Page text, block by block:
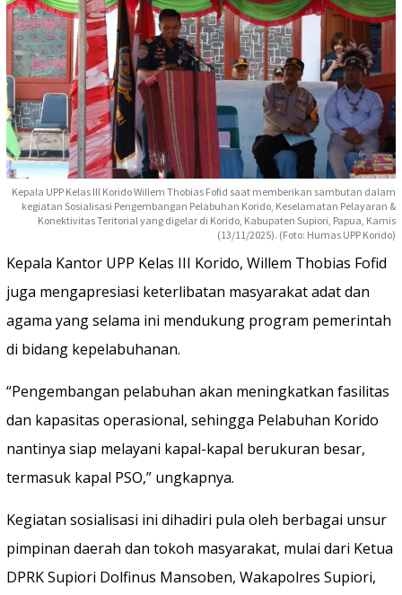
Kepala UPP Kelas III Korido Willem Thobias Fofid saat memberikan sambutan dalam
kegiatan Sosialisasi Pengembangan Pelabuhan Korido, Keselamatan Pelayaran &
Konektivitas Teritorial yang digelar di Korido, Kabupaten Supiori, Papua, Kamis
(13/11/2025). (Foto: Humas UPP Korido)
Kepala Kantor UPP Kelas III Korido, Willem Thobias Fofid
juga mengapresiasi keterlibatan masyarakat adat dan
agama yang selama ini mendukung program pemerintah
di bidang kepelabuhanan.
“Pengembangan pelabuhan akan meningkatkan fasilitas
dan kapasitas operasional, sehingga Pelabuhan Korido
nantinya siap melayani kapal-kapal berukuran besar,
termasuk kapal PSO,” ungkapnya.
Kegiatan sosialisasi ini dihadiri pula oleh berbagai unsur
pimpinan daerah dan tokoh masyarakat, mulai dari Ketua
DPRK Supiori Dolfinus Mansoben, Wakapolres Supiori,